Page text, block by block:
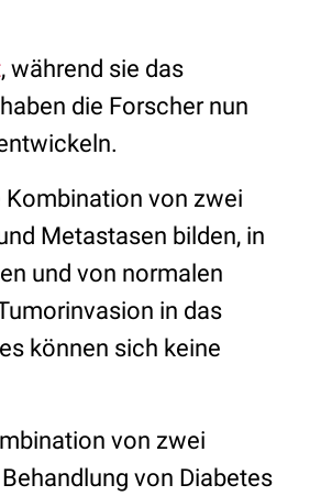
, während sie das
die Forscher nun
Kombination von zwei
Metastasen bilden, in
und von normalen
in das
können sich keine
von zwei
von Diabetes